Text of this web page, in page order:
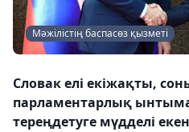
Мәжілістің баспасөз қызметі
Словак елі екіжақты,
парламентарлық
тереңдетуге мүдделі